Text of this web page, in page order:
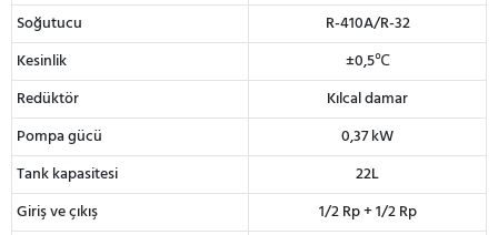
Soğutucu
R-410A/R-32
Kesinlik
±0,5℃
Redüktör
Kılcal damar
Pompa gücü
0,37 kW
Tank kapasitesi
22L
Giriş ve çıkış
1/2 Rp + 1/2 Rp